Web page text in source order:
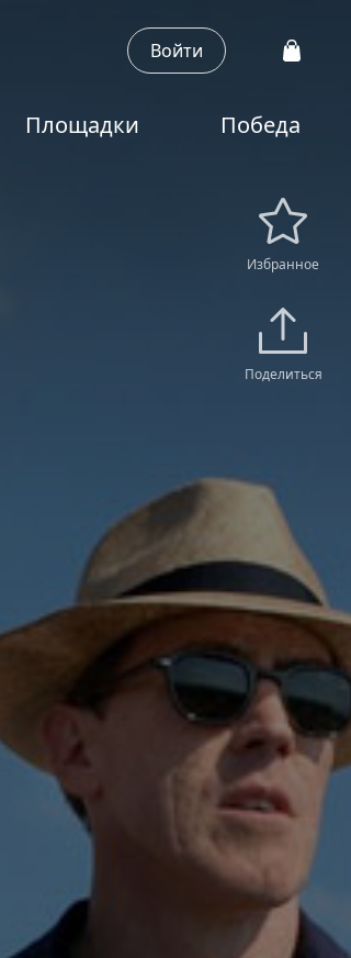
Войти
Площадки Победа
Избранное
Поделиться